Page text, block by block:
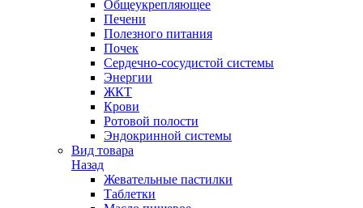
Общеукрепляющее
Печени
Полезного питания
Почек
Сердечно-сосудистой системы
Энергии
ЖКТ
Крови
Ротовой полости
Эндокринной системы
Вид товара
Назад
Жевательные пастилки
Таблетки